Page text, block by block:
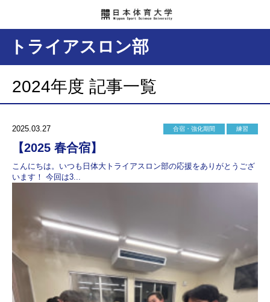
トライアスロン部
2024年度 記事一覧
2025.03.27 合宿・強化期間 練習
【2025 春合宿】
こんにちは。いつも日体大トライアスロン部の応援をありがとうござ
います！ 今回は3...